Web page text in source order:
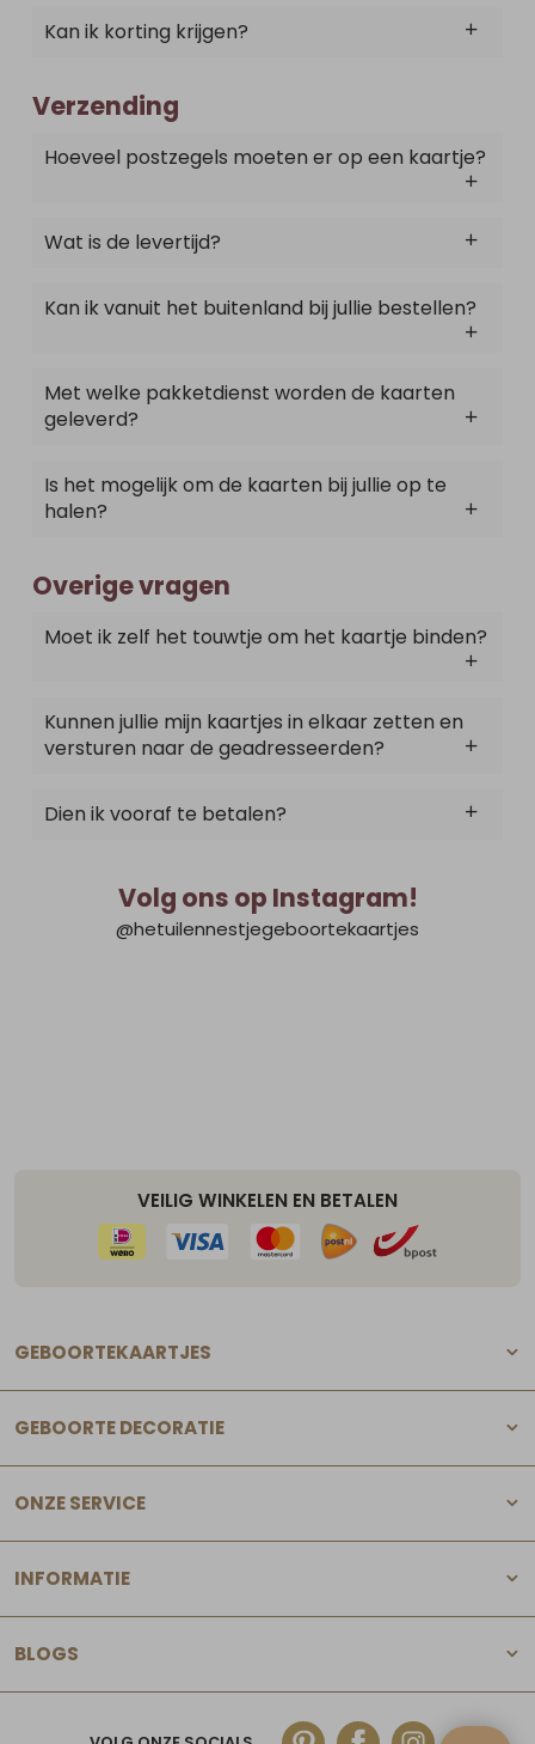
Kan ik korting krijgen?
Verzending
Hoeveel postzegels moeten er op een kaartje?
Wat is de levertijd?
Kan ik vanuit het buitenland bij jullie bestellen?
Met welke pakketdienst worden de kaarten
geleverd?
Is het mogelijk om de kaarten bij jullie op te
halen?
Overige vragen
Moet ik zelf het touwtje om het kaartje binden?
Kunnen jullie mijn kaartjes in elkaar zetten en
versturen naar de geadresseerden?
Dien ik vooraf te betalen?
Volg ons op Instagram!
@hetuilennestjegeboortekaartjes
VEILIG WINKELEN EN BETALEN
GEBOORTEKAARTJES
GEBOORTE DECORATIE
ONZE SERVICE
INFORMATIE
BLOGS